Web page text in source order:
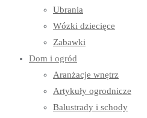
Ubrania
Wózki dziecięce
Zabawki
Dom i ogród
Aranżacje wnętrz
Artykuły ogrodnicze
Balustrady i schody